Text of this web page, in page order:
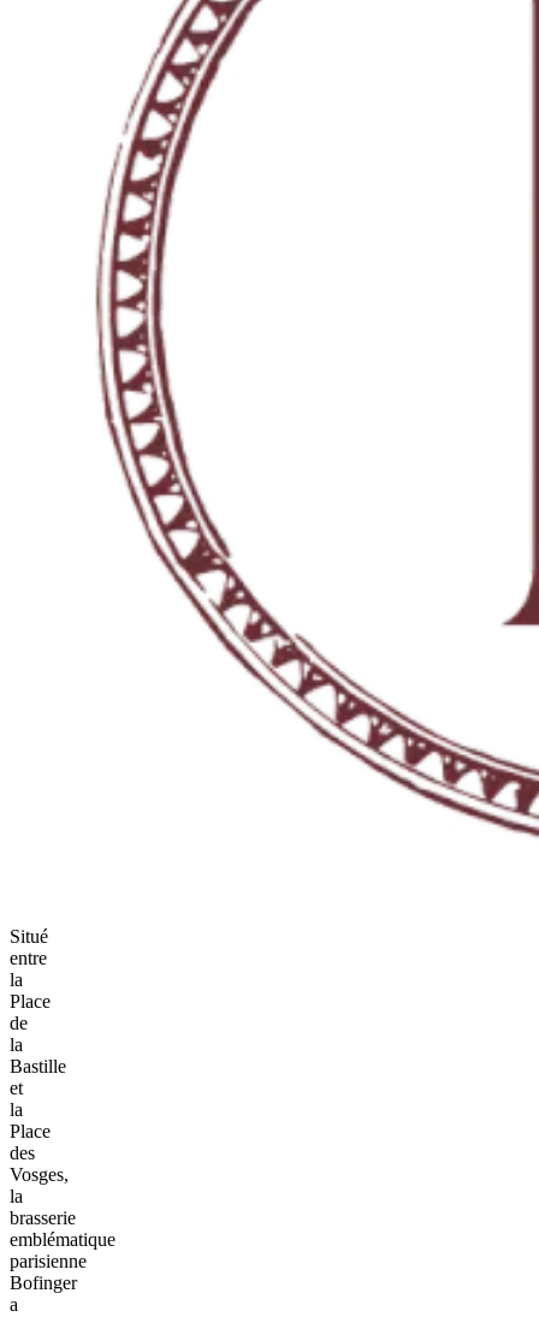
Situé
entre
la
Place
de
la
Bastille
et
la
Place
des
Vosges,
la
brasserie
emblématique
parisienne
Bofinger
a